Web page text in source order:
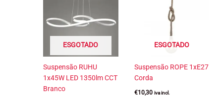
ESGOTADO
Suspensão RUHU
1x45W LED 1350lm CCT
Branco
ESGOTADO
Suspensão ROPE 1xE27
Corda
€10,30 iva incl.